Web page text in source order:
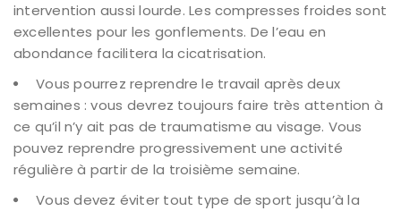
intervention aussi lourde. Les compresses froides sont
excellentes pour les gonflements. De l’eau en
abondance facilitera la cicatrisation.
Vous pourrez reprendre le travail après deux
semaines : vous devrez toujours faire très attention à
ce qu’il n’y ait pas de traumatisme au visage. Vous
pouvez reprendre progressivement une activité
régulière à partir de la troisième semaine.
Vous devez éviter tout type de sport jusqu’à la